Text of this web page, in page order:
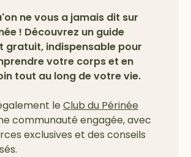
ne vous a jamais dit sur
! Découvrez un guide
gratuit, indispensable pour
votre corps et en
tout au long de votre vie.
le Club du Périnée
communauté engagée, avec
exclusives et des conseils